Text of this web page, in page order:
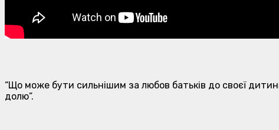
“Що може бути сильнішим за любов батьків до своєї
долю”.